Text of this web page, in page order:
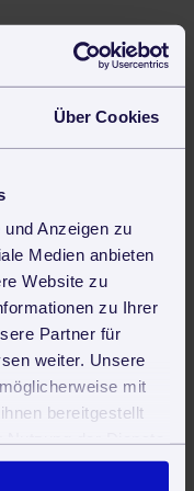
Über Cookies
Anzeigen zu
Medien anbieten
Website zu
zu Ihrer
Partner für
weiter. Unsere
mit
bereitgestellt
zu unseren
in der
die eigentliche
Digitalisierung hat
des Betriebs für
für die Effizienz